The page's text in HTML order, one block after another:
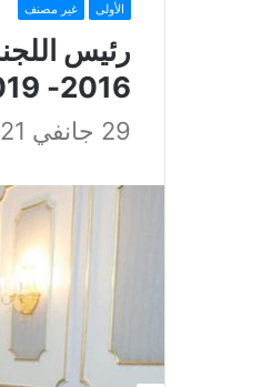
الأولى غير مصنف
رئيس
2016- 2019 إلى رئيس مجلس نواب الشعب
29 جانفي 2021